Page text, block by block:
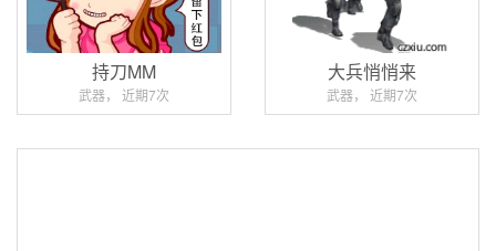
持刀MM
武器， 近期7次
大兵悄悄来
武器， 近期7次